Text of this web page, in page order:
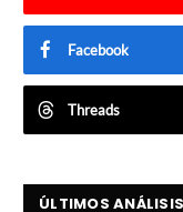
Facebook
Threads
ÚLTIMOS